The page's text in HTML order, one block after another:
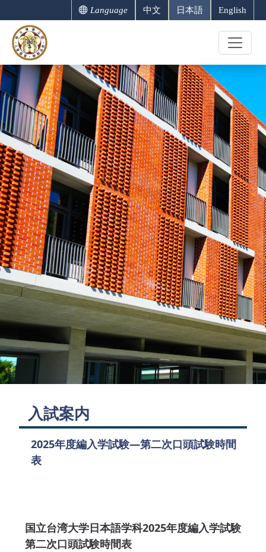
Language 中文 日本語 English
入試案内
2025年度編入学試験―第二次口頭試験時間
表
国立台湾大学日本語学科2025年度編入学試験
第二次口頭試験時間表